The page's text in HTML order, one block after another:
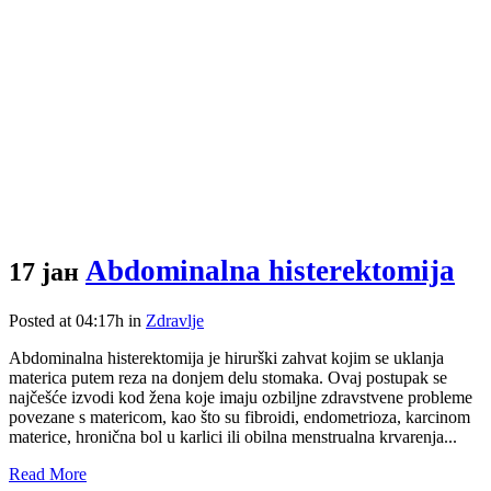
17 јан Abdominalna histerektomija
Posted at 04:17h in Zdravlje
Abdominalna histerektomija je hirurški zahvat kojim se uklanja
materica putem reza na donjem delu stomaka. Ovaj postupak se
najčešće izvodi kod žena koje imaju ozbiljne zdravstvene probleme
povezane s matericom, kao što su fibroidi, endometrioza, karcinom
materice, hronična bol u karlici ili obilna menstrualna krvarenja...
Read More